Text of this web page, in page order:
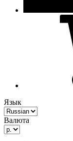
Язык
Валюта